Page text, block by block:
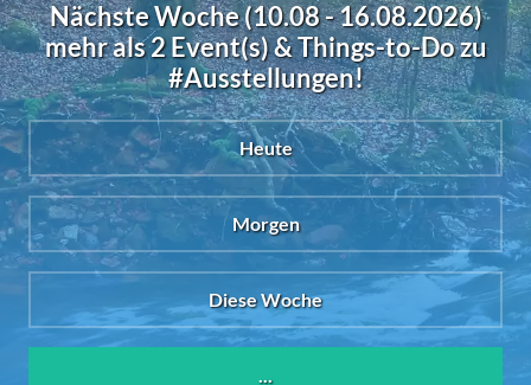
Nächste Woche (10.08 - 16.08.2026)
mehr als 2 Event(s) & Things-to-Do zu
#Ausstellungen!
Heute
Morgen
Diese Woche